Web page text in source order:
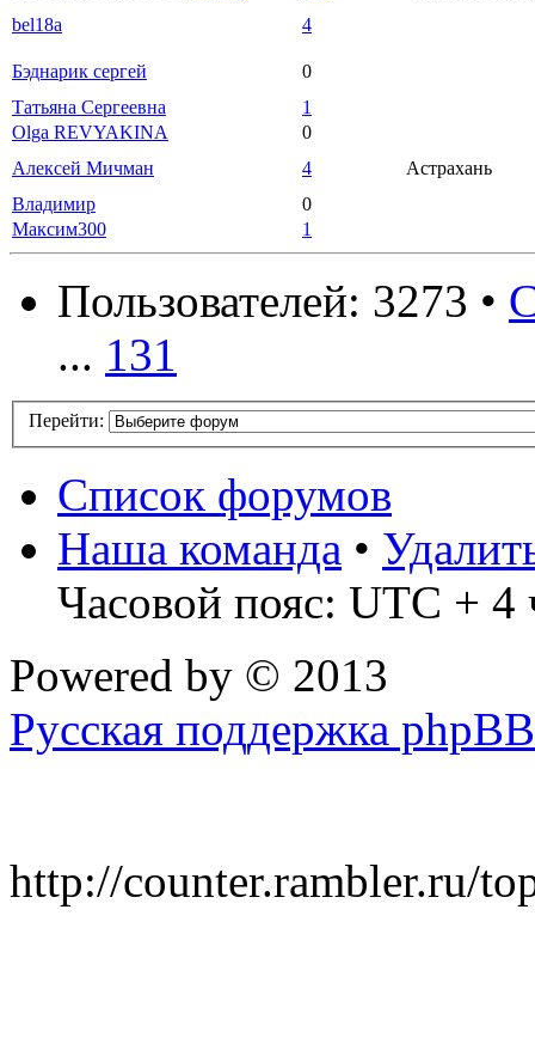
bel18a
4
Бэднарик сергей
0
Татьяна Сергеевна
1
Olga REVYAKINA
0
Алексей Мичман
4
Астрахань
Владимир
0
Максим300
1
Пользователей: 3273 •
... 131
Перейти:
Список форумов
Наша команда •
Часовой пояс: UTC + 4
Powered by © 2013
Русская поддержка phpBB
http://counter.rambler.ru/